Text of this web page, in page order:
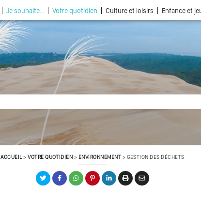
Je souhaite... Votre quotidien Culture et loisirs Enfance et
ACCUEIL>VOTRE QUOTIDIEN > ENVIRONNEMENT > GESTION DES DÉCHETS